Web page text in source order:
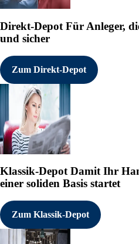
Direkt-Depot Für Anleger,
und sicher
Zum Direkt-Depot
Klassik-DepotDamit Ihr
einer soliden Basis startet
Zum Klassik-Depot